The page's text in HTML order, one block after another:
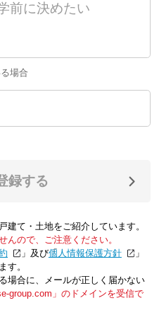
場合
録する
て・土地をご紹介しています。
んので、ご注意ください。
」及び「個人情報保護方針
」
す。
場合に、メールが正しく届かない
group.com」のドメインを受信で